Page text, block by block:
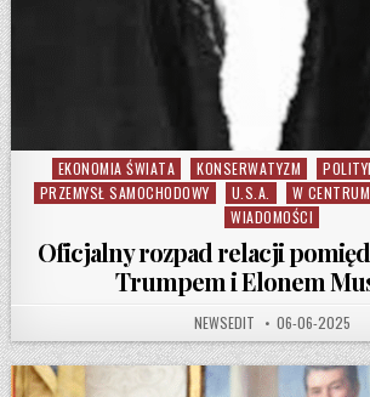
Posted in
EKONOMIA ŚWIATA KONSERWATYZM
PRZEMYSŁ SAMOCHODOWY
U.S.A.
W
WIADOMOŚCI
Oficjalny rozpad relacji
Trumpem i Elonem
AUTHOR:
NEWSEDIT PUBLISHED DATE:
06-06-2025